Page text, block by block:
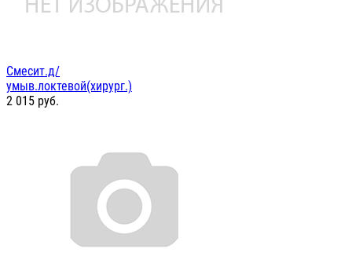
Смесит.д/
умыв.локтевой(хирург.)
2 015 руб.